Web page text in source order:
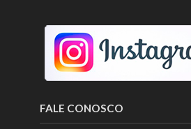
FALE CONOSCO